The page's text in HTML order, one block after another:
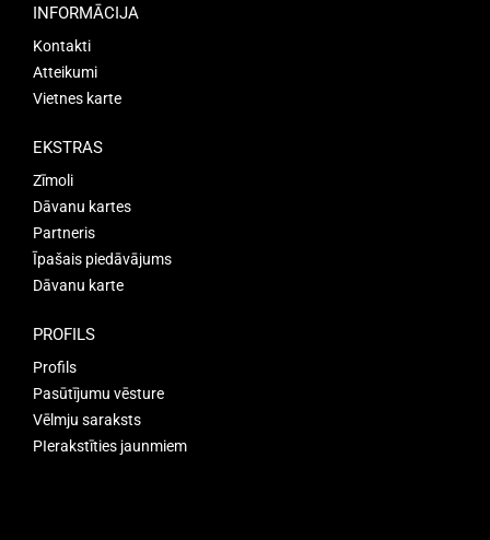
INFORMĀCIJA
Kontakti
Atteikumi
Vietnes karte
EKSTRAS
Zīmoli
Dāvanu kartes
Partneris
Īpašais piedāvājums
Dāvanu karte
PROFILS
Profils
Pasūtījumu vēsture
Vēlmju saraksts
PIerakstīties jaunmiem